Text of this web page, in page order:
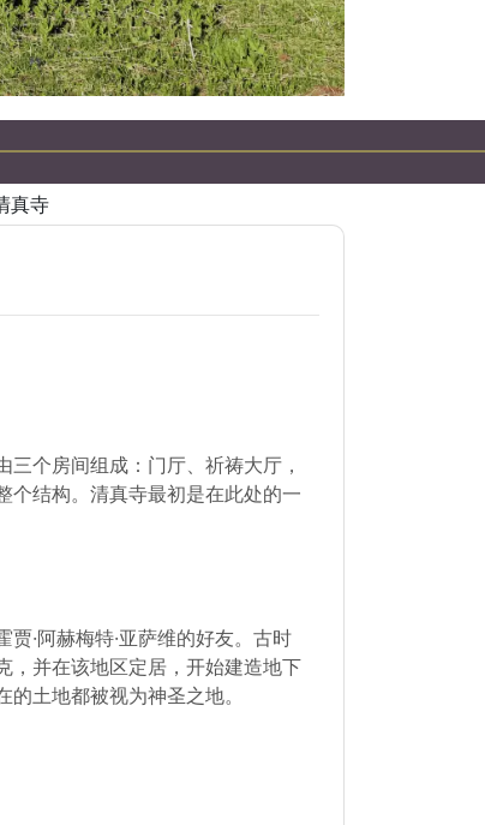
真寺
个房间组成：门厅、祈祷大厅，
个结构。清真寺最初是在此处的一
·阿赫梅特·亚萨维的好友。古时
，并在该地区定居，开始建造地下
土地都被视为神圣之地。